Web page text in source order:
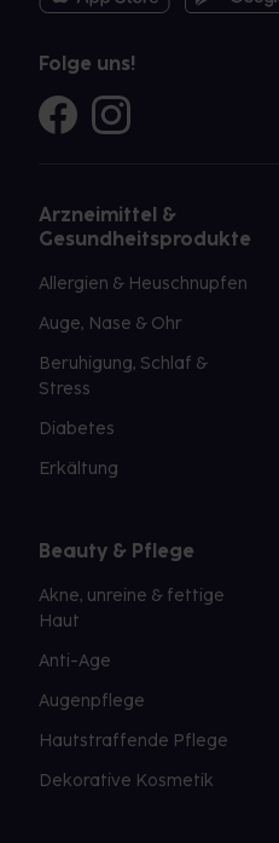
Folge uns!
Arzneimittel &
Gesundheitsprodukte
Allergien & Heuschnupfen
Auge, Nase & Ohr
Beruhigung, Schlaf &
Stress
Diabetes
Erkältung
Beauty & Pflege
Akne, unreine & fettige
Haut
Anti-Age
Augenpflege
Hautstraffende Pflege
Dekorative Kosmetik